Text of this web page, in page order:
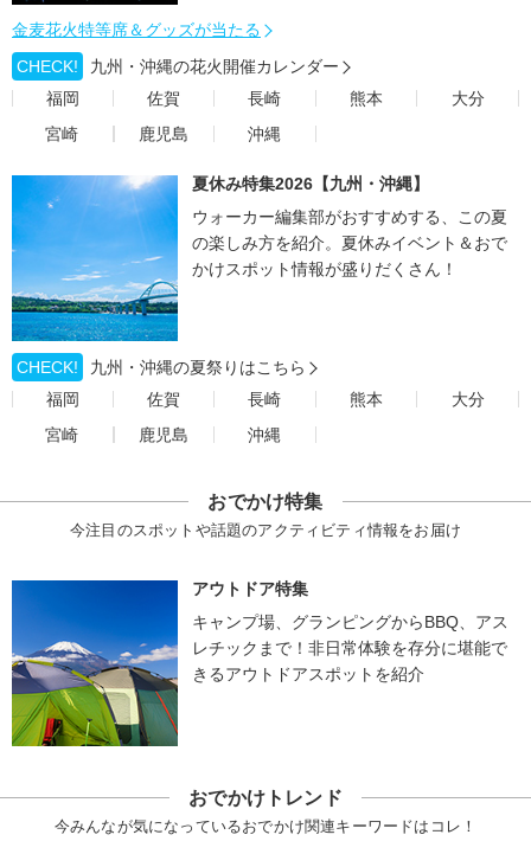
金麦花火特等席＆グッズが当たる
CHECK!
九州・沖縄の花火開催カレンダー
福岡
佐賀 長崎 熊本
大分
宮崎
鹿児島 沖縄
夏休み特集2026【九州・沖縄】
ウォーカー編集部がおすすめする、この夏
の楽しみ方を紹介。夏休みイベント＆おで
かけスポット情報が盛りだくさん！
CHECK!
九州・沖縄の夏祭りはこちら
福岡
佐賀 長崎 熊本
大分
宮崎
鹿児島 沖縄
おでかけ特集
今注目のスポットや話題のアクティビティ情報をお届け
アウトドア特集
キャンプ場、グランピングからBBQ、アス
レチックまで！非日常体験を存分に堪能で
きるアウトドアスポットを紹介
おでかけトレンド
今みんなが気になっているおでかけ関連キーワードはコレ！